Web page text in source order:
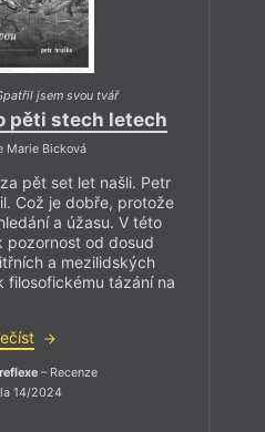
jsem svou tvář
pěti stech letech
Marie Bicková
pět set let našli. Petr
Což je dobře, protože
a úžasu. V této
pozornost od dosud
a mezilidských
filosofickému tázání na
– Recenze
14/2024